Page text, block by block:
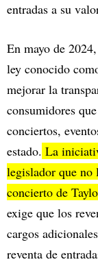
entradas a su
En mayo de
ley conocido
mejorar la
consumidores
conciertos,
estado. La
legislador que no
concierto de
exige que los
cargos
reventa de